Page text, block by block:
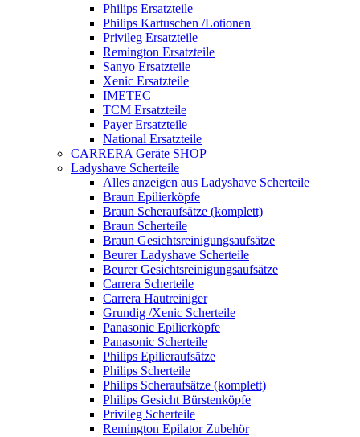
Philips Ersatzteile
Philips Kartuschen /Lotionen
Privileg Ersatzteile
Remington Ersatzteile
Sanyo Ersatzteile
Xenic Ersatzteile
IMETEC
TCM Ersatzteile
Payer Ersatzteile
National Ersatzteile
CARRERA Geräte SHOP
Ladyshave Scherteile
Alles anzeigen aus Ladyshave Scherteile
Braun Epilierköpfe
Braun Scheraufsätze (komplett)
Braun Scherteile
Braun Gesichtsreinigungsaufsätze
Beurer Ladyshave Scherteile
Beurer Gesichtsreinigungsaufsätze
Carrera Scherteile
Carrera Hautreiniger
Grundig /Xenic Scherteile
Panasonic Epilierköpfe
Panasonic Scherteile
Philips Epilieraufsätze
Philips Scherteile
Philips Scheraufsätze (komplett)
Philips Gesicht Bürstenköpfe
Privileg Scherteile
Remington Epilator Zubehör